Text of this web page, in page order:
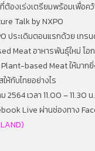
ที่ต้องเร่งเตรียมพร้อมเพื่อค
Talk by NXPO
ประเดิมตอนแรกด้วย เทร
Meat อาหารพันธุ์ใหม่ โอก
based Meat ให้มากยิ่
ห้กับไทยอย่างไร
2564 เวลา 11.00 – 11.30 น.
Live ผ่านช่องทาง